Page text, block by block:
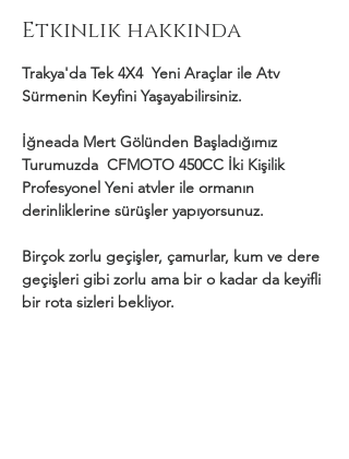
Etkinlik hakkında
Trakya'da Tek 4X4  Yeni Araçlar ile Atv
Sürmenin Keyfini Yaşayabilirsiniz.
İğneada Mert Gölünden Başladığımız
Turumuzda  CFMOTO 450CC İki Kişilik
Profesyonel Yeni atvler ile ormanın
derinliklerine sürüşler yapıyorsunuz.
Birçok zorlu geçişler, çamurlar, kum ve dere
geçişleri gibi zorlu ama bir o kadar da keyifli
bir rota sizleri bekliyor.